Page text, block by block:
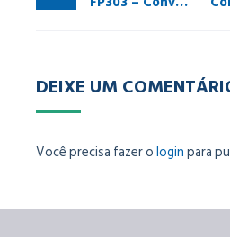
DEIXE UM
Você precisa fazer ologinpara